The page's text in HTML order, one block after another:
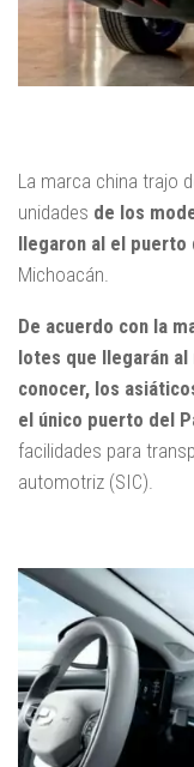
La marca china trajo
unidades de los
llegaron al el puerto
Michoacán.
De acuerdo con la
lotes que llegarán
conocer, los
el único puerto del
facilidades para
automotriz (SIC).